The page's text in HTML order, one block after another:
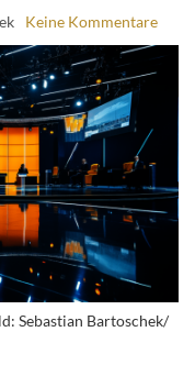
Keine Kommentare
Sebastian Bartoschek/